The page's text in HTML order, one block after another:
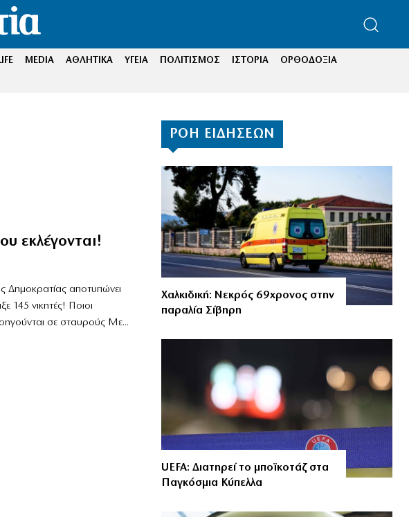
MEDIA ΑΘΛΗΤΙΚΑ ΥΓΕΙΑ ΠΟΛΙΤΙΣΜΟΣ ΙΣΤΟΡΙΑ
ΟΡΘΟΔΟΞΙΑ
εκλέγονται!
Δημοκρατίας αποτυπώνει
145 νικητές! Ποιοι
σε σταυρούς Με...
ΡΟΗ ΕΙΔΗΣΕΩΝ
Χαλκιδική: Νεκρός 69χρονος στην
παραλία Σίβηρη
UEFA: Διατηρεί το μποϊκοτάζ στα
Παγκόσμια Κύπελλα